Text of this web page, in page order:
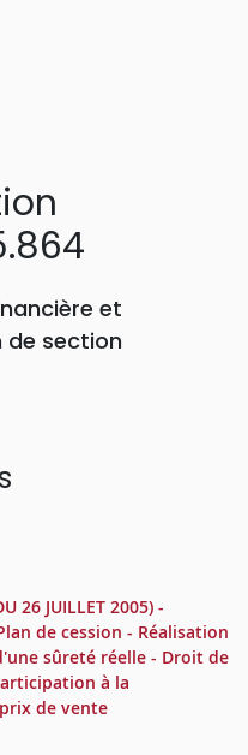
et
section
26 JUILLET 2005) -
de cession - Réalisation
sûreté réelle - Droit de
à la
de vente